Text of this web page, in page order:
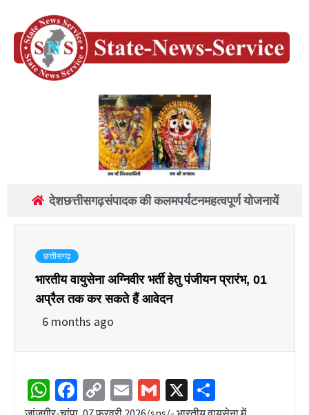
देशछत्तीसगढ़संपादक की कलमपर्यटनमहत्वपूर्ण योजनायें
छत्तीसगढ़
भारतीय वायुसेना अग्निवीर भर्ती हेतु पंजीयन प्रारंभ, 01
अप्रैल तक कर सकते हैं आवेदन
6 months ago
WhatsApp
Facebook
CopyEmailGmail
X